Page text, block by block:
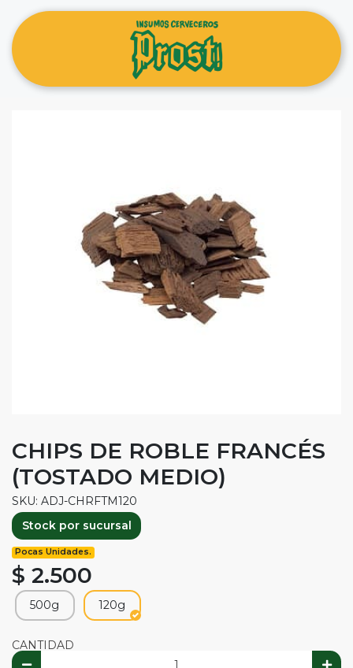
CHIPS DE ROBLE FRANCÉS
(TOSTADO MEDIO)
SKU: ADJ-CHRFTM120
Stock por sucursal
Pocas Unidades.
$ 2.500
500g 120g
CANTIDAD